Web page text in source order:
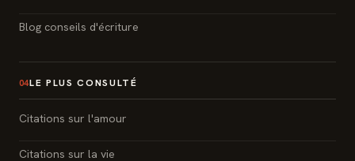
Blog conseils d'écriture
04LE PLUS CONSULTÉ
Citations sur l'amour
Citations sur la vie